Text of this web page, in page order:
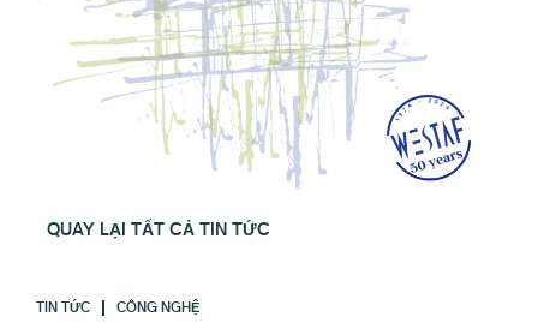
QUAY LẠI TẤT CẢ TIN TỨC
TIN TỨC CÔNG NGHỆ